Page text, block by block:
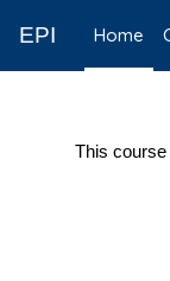
EPI Home
This